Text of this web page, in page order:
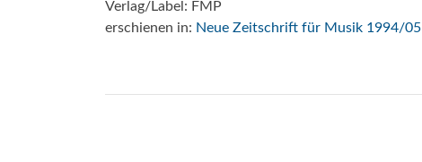
Verlag/Label: FMP
erschienen in: Neue Zeitschrift für Musik 1994/05